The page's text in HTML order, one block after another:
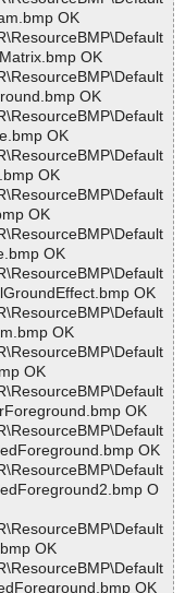
OK
OK
OK
OK
OK
OK
OK
OK
OK
OK
OK
OK
O
OK
OK